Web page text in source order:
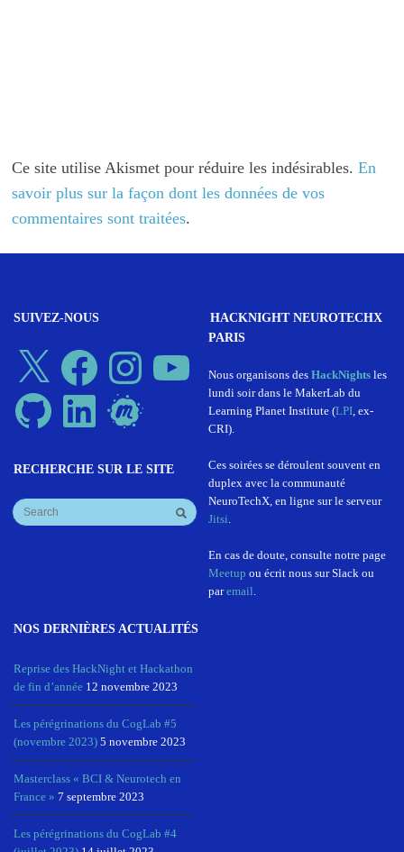
Ce site utilise Akismet pour réduire les indésirables.En
savoir plus sur la façon dont les données de vos
commentaires sont traitées.
SUIVEZ-NOUS
X Facebook Instagram
GitHub LinkedIn Meetup
RECHERCHE SUR LE SITE
HACKNIGHT NEUROTECHX
PARIS
Nous organisons des HackNightsles
lundi soir dans le MakerLab du
Learning Planet Institute (LPI, ex-
CRI).
Ces soirées se déroulent souvent en
duplex avec la communauté
NeuroTechX, en ligne sur le serveur
Jitsi
En cas de doute, consulte notre page
Meetup ou écrit nous sur Slack ou
paremail
NOS DERNIÈRES ACTUALITÉS
Reprise des HackNight et Hackathon
de fin d’année 12 novembre 2023
Les pérégrinations du CogLab #5
(novembre 2023) 5 novembre 2023
Masterclass « BCI & Neurotech en
France » 7 septembre 2023
Les pérégrinations du CogLab #4